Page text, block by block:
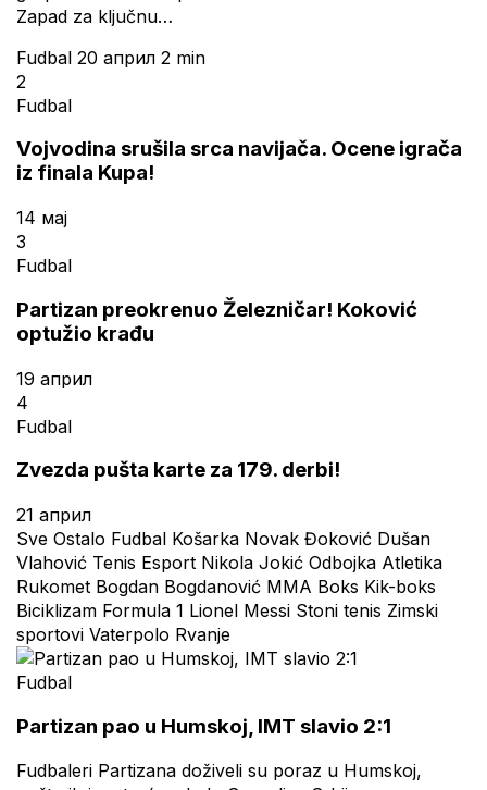
Zapad za ključnu…
Fudbal 20 април 2 min
2
Fudbal
Vojvodina srušila srca navijača. Ocene igrača
iz finala Kupa!
14 мај
3
Fudbal
Partizan preokrenuo Železničar! Koković
optužio krađu
19 април
4
Fudbal
Zvezda pušta karte za 179. derbi!
21 април
Sve Ostalo Fudbal Košarka Novak Đoković Dušan
Vlahović Tenis Esport Nikola Jokić Odbojka Atletika
Rukomet Bogdan Bogdanović MMA Boks Kik-boks
Biciklizam Formula 1 Lionel Messi Stoni tenis Zimski
sportovi Vaterpolo Rvanje
Fudbal
Partizan pao u Humskoj, IMT slavio 2:1
Fudbaleri Partizana doživeli su poraz u Humskoj,